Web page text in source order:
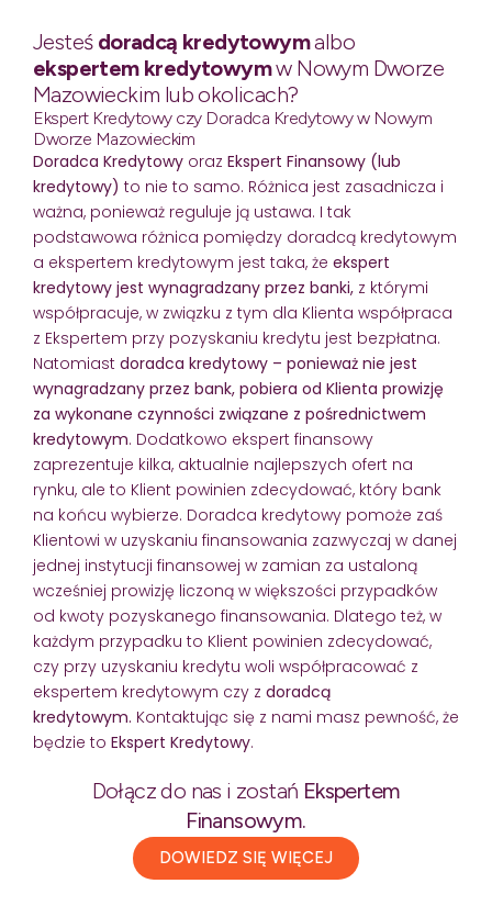
Jesteśdoradcą kredytowymalbo
ekspertem kredytowymw Nowym Dworze
Mazowieckim lub okolicach?
Ekspert Kredytowy czy Doradca Kredytowy w Nowym
Dworze Mazowieckim
Doradca Kredytowy oraz Ekspert Finansowy (lub
kredytowy) to nie to samo. Różnica jest zasadnicza i
ważna, ponieważ reguluje ją ustawa. I tak
podstawowa różnica pomiędzy doradcą kredytowym
a ekspertem kredytowym jest taka, że ekspert
kredytowy jest wynagradzany przez banki, z którymi
współpracuje, w związku z tym dla Klienta współpraca
z Ekspertem przy pozyskaniu kredytu jest bezpłatna.
Natomiast doradca kredytowy – ponieważ nie jest
wynagradzany przez bank, pobiera od Klienta prowizję
za wykonane czynności związane z pośrednictwem
kredytowym. Dodatkowo ekspert finansowy
zaprezentuje kilka, aktualnie najlepszych ofert na
rynku, ale to Klient powinien zdecydować, który bank
na końcu wybierze. Doradca kredytowy pomoże zaś
Klientowi w uzyskaniu finansowania zazwyczaj w danej
jednej instytucji finansowej w zamian za ustaloną
wcześniej prowizję liczoną w większości przypadków
od kwoty pozyskanego finansowania. Dlatego też, w
każdym przypadku to Klient powinien zdecydować,
czy przy uzyskaniu kredytu woli współpracować z
ekspertem kredytowym czy z doradcą
kredytowym. Kontaktując się z nami masz pewność, że
będzie to Ekspert Kredytowy.
Dołącz do nas i zostań Ekspertem
Finansowym.
DOWIEDZ SIĘ WIĘCEJ